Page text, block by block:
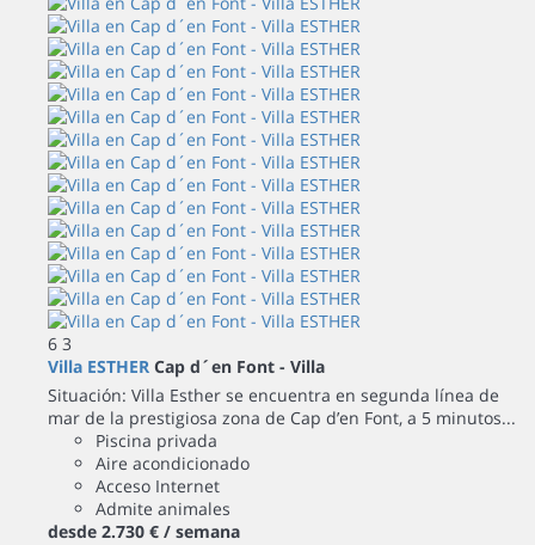
6 3
Villa ESTHER Cap d´en Font - Villa
Situación: Villa Esther se encuentra en segunda línea de
mar de la prestigiosa zona de Cap d’en Font, a 5 minutos...
Piscina privada
Aire acondicionado
Acceso Internet
Admite animales
desde 2.730 € / semana